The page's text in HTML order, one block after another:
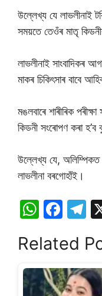
উল্লেখ্য যে লাভলীনাই
সময়তে তেওঁৰ মাতৃ
লাভলীনাই সাংবাদিকৰ
মাকৰ চিকিৎসাৰ বাবে
মঙলবাৰে শাৰীৰিক
কিডনী সংৰোপণ কৰা হ’ব
উল্লেখ্য যে, অলিম্পিকত
লাভলীনা বৰগোহাঁই।
W
at
s
A
F
c
e
b
T
e
a
Related